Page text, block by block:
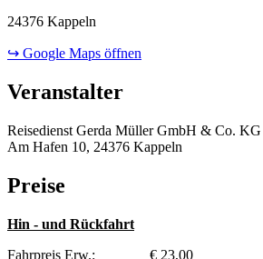
24376 Kappeln
↪ Google Maps öffnen
Veranstalter
Reisedienst Gerda Müller GmbH & Co. KG
Am Hafen 10, 24376 Kappeln
Preise
Hin - und Rückfahrt
Fahrpreis Erw.: € 23,00